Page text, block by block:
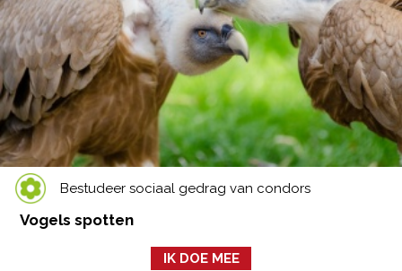
Bestudeer sociaal gedrag van condors
Vogels spotten
IK DOE MEE